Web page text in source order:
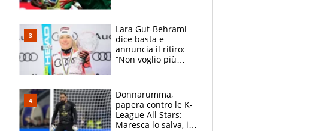
rischio beffa
Lara Gut-Behrami
dice basta e
annuncia il ritiro:
“Non voglio più
Brignone
Donnarumma,
papera contro le K-
League All Stars:
Maresca lo salva, i